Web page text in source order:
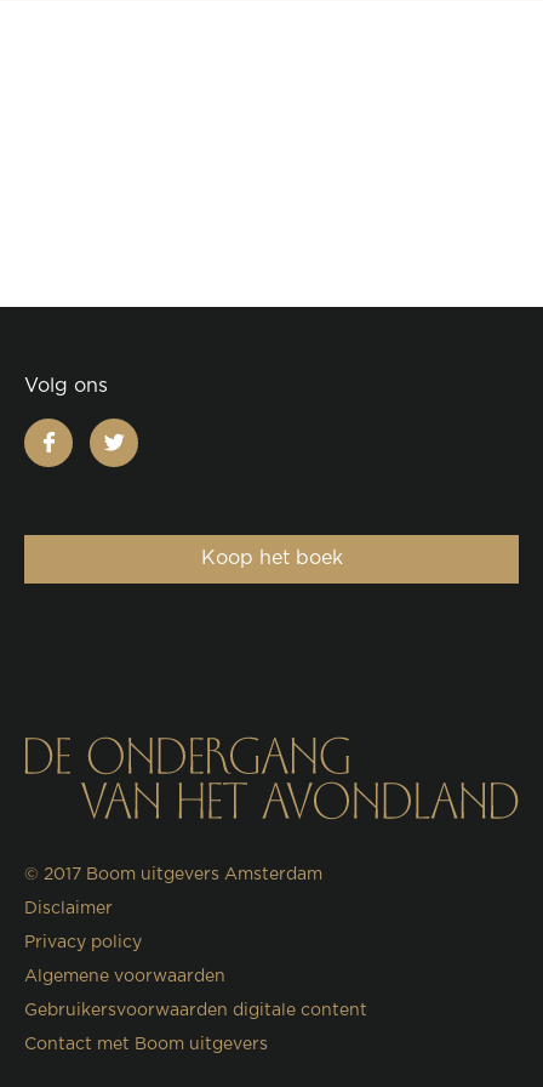
Volg ons
facebooktwitter
Koop het boek
© 2017 Boom uitgevers Amsterdam
Disclaimer
Privacy policy
Algemene voorwaarden
Gebruikersvoorwaarden digitale content
Contact met Boom uitgevers